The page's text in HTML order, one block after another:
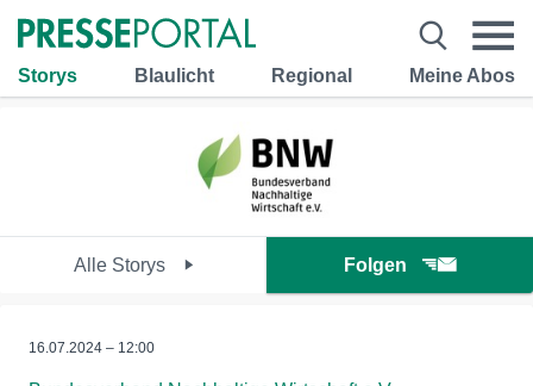
Storys Blaulicht Regional Meine Abos
Alle Storys Folgen
16.07.2024 – 12:00